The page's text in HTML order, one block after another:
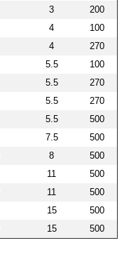
3
200
4
100
4
270
5.5
100
5.5
270
5.5
270
5.5
500
7.5
500
8
500
11
500
11
500
15
500
15 500